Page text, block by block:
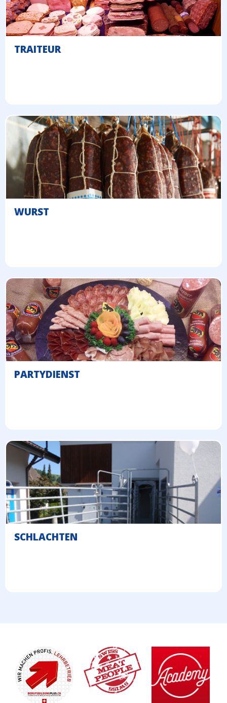
TRAITEUR
WURST
PARTYDIENST
SCHLACHTEN